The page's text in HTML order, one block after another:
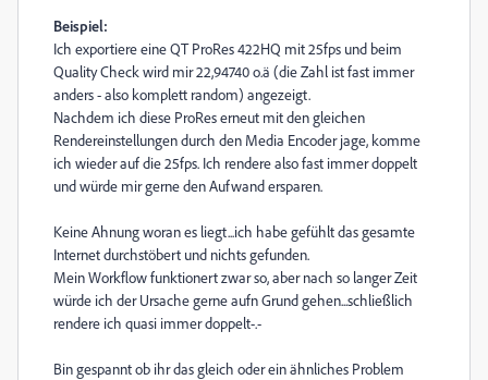
Beispiel:
Ich exportiere eine QT ProRes 422HQ mit 25fps und beim
Quality Check wird mir 22,94740 o.ä (die Zahl ist fast immer
anders - also komplett random) angezeigt.
Nachdem ich diese ProRes erneut mit den gleichen
Rendereinstellungen durch den Media Encoder jage, komme
ich wieder auf die 25fps. Ich rendere also fast immer doppelt
und würde mir gerne den Aufwand ersparen.
Keine Ahnung woran es liegt...ich habe gefühlt das gesamte
Internet durchstöbert und nichts gefunden.
Mein Workflow funktionert zwar so, aber nach so langer Zeit
würde ich der Ursache gerne aufn Grund gehen...schließlich
rendere ich quasi immer doppelt-.-
Bin gespannt ob ihr das gleich oder ein ähnliches Problem